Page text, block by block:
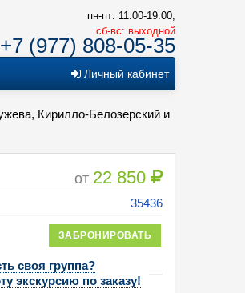
пн-пт: 11:00-19:00;
cб-вс: выходной
+7 (977) 808-05-35
Личный кабинет
Кирилло-Белозерский и
от 22 850
35436
ЗАБРОНИРОВАТЬ
своя группа?
экскурсию по заказу!